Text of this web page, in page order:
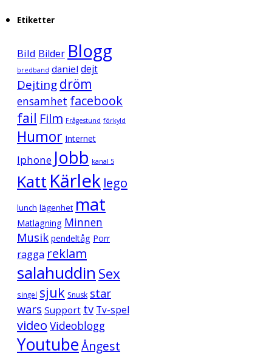
Etiketter
Bild Bilder Blogg
bredband daniel dejt
Dejtingdröm
ensamhet facebook
fail Film Frågestund förkyld
Humor Internet
Iphone Jobb kanal 5
Katt Kärlek lego
lunch lägenhet mat
Matlagning Minnen
Musik pendeltåg Porr
ragga reklam
salahuddin Sex
singel sjuk Snusk star
wars Support tv Tv-spel
video Videoblogg
YoutubeÅngest